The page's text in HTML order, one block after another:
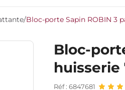
/Bloc-porte Sapin ROBIN 3
Bloc-
huisserie
Réf : 6847681